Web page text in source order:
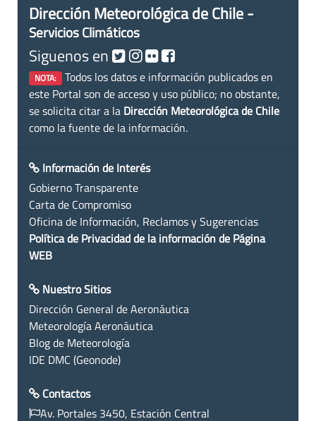
Dirección Meteorológica de Chile -
Servicios Climáticos
Siguenos en
NOTA: Todos los datos e información publicados en
este Portal son de acceso y uso público; no obstante,
se solicita citar a la Dirección Meteorológica de Chile
como la fuente de la información.
Información de Interés
Gobierno Transparente
Carta de Compromiso
Oficina de Información, Reclamos y Sugerencias
Política de Privacidad de la información de Página
WEB
Nuestro Sitios
Dirección General de Aeronáutica
Meteorología Aeronáutica
Blog de Meteorología
IDE DMC (Geonode)
Contactos
Av. Portales 3450, Estación Central